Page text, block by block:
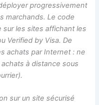
progressivement
marchands. Le code
les sites affichant les
Verified by Visa. De
achats par Internet : ne
à distance sous
sur un site sécurisé